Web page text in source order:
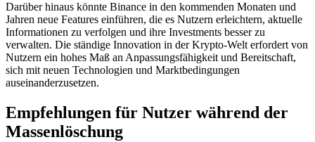
Darüber hinaus könnte Binance in den kommenden Monaten und
Jahren neue Features einführen, die es Nutzern erleichtern, aktuelle
Informationen zu verfolgen und ihre Investments besser zu
verwalten. Die ständige Innovation in der Krypto-Welt erfordert von
Nutzern ein hohes Maß an Anpassungsfähigkeit und Bereitschaft,
sich mit neuen Technologien und Marktbedingungen
auseinanderzusetzen.
Empfehlungen für Nutzer während der
Massenlöschung